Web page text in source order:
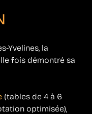
Yvelines, la
fois démontré sa
(tables de 4 à 6
optimisée),